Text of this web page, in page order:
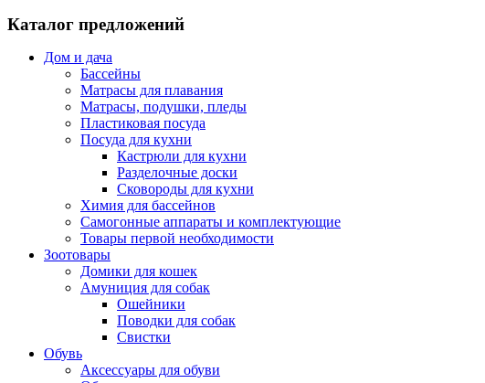
Каталог предложений
Дом и дача
Бассейны
Матрасы для плавания
Матрасы, подушки, пледы
Пластиковая посуда
Посуда для кухни
Кастрюли для кухни
Разделочные доски
Сковороды для кухни
Химия для бассейнов
Самогонные аппараты и комплектующие
Товары первой необходимости
Зоотовары
Домики для кошек
Амуниция для собак
Ошейники
Поводки для собак
Свистки
Обувь
Аксессуары для обуви